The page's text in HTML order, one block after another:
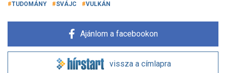
TUDOMÁNY SVÁJC VULKÁN
Ajánlom a facebookon
vissza a címlapra